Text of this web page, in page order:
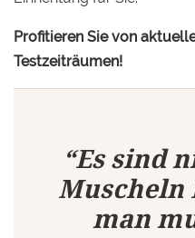
Profitieren Sie von
Testzeiträumen!
“Es sind
Muscheln
man